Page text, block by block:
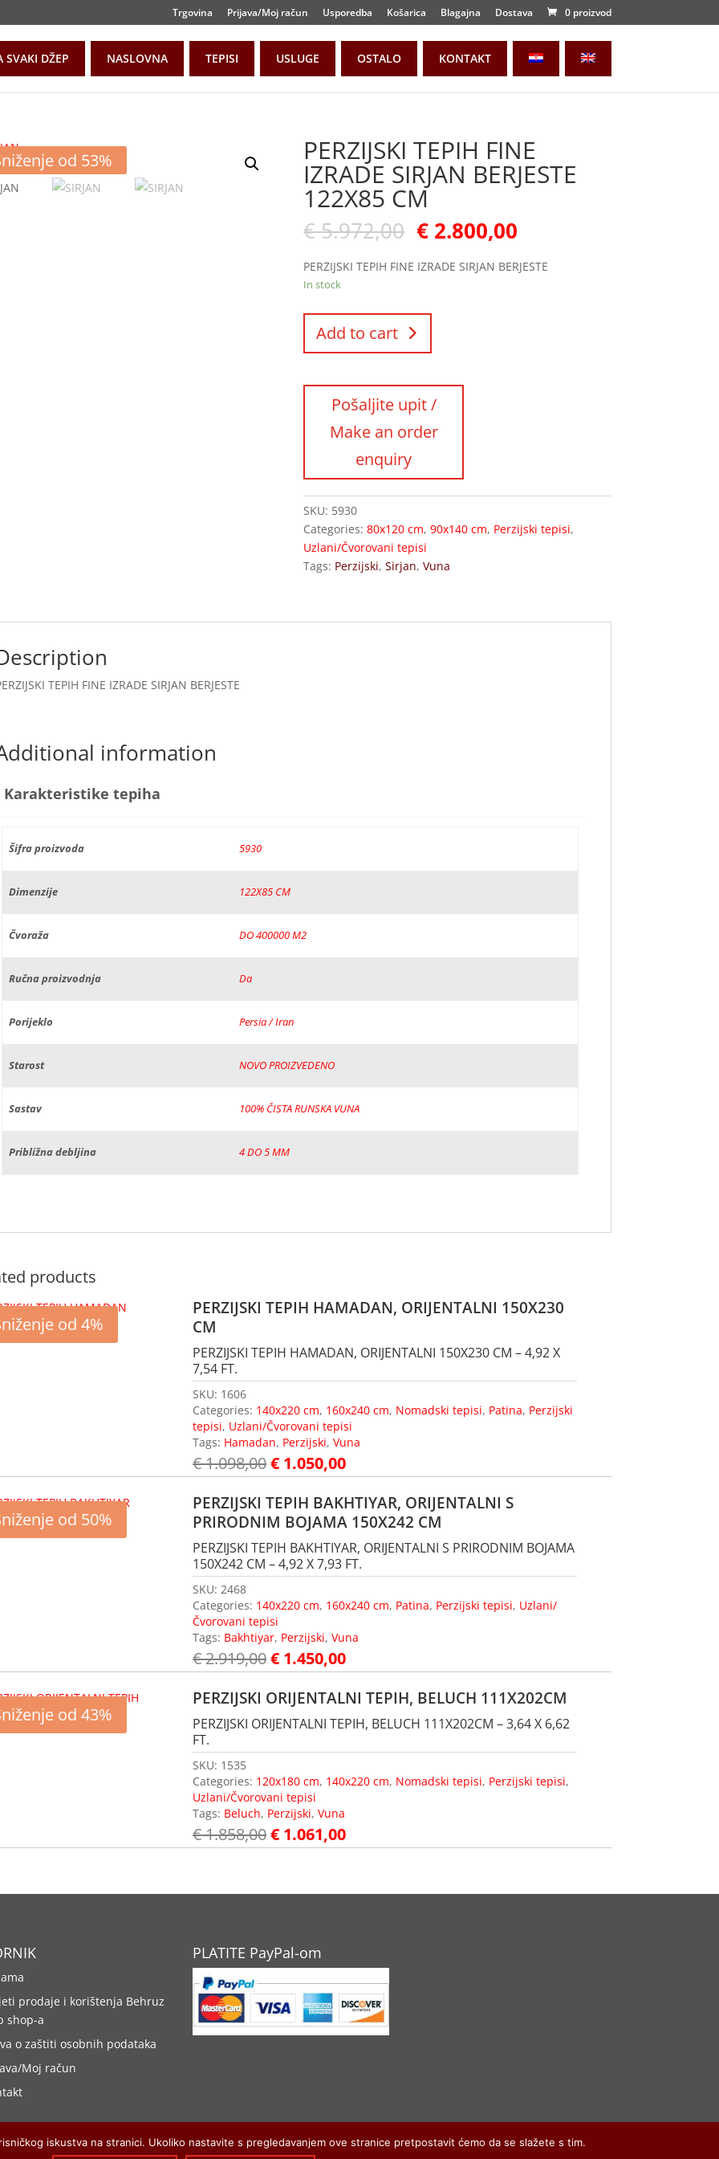
Trgovina Prijava/Moj račun Usporedba Košarica Blagajna Dostava 0 proizvod
SVAKI DŽEP NASLOVNA TEPISI USLUGE OSTALO KONTAKT
od 53% PERZIJSKI TEPIH FINE
IZRADE SIRJAN BERJESTE
122X85 CM
€5.972,00 € 2.800,00
PERZIJSKI TEPIH FINE IZRADE SIRJAN BERJESTE
In stock
Add to cart
SKU: 5930
Categories:80x120 cm,90x140 cm, Perzijski tepisi,
Uzlani/Čvorovani tepisi
Tags: Perzijski,Sirjan,Vuna
TEPIH FINE IZRADE SIRJAN BERJESTE
information
Karakteristike tepiha
Šifra proizvoda 5930
Dimenzije 122X85 CM
Čvoraža DO 400000 M2
Ručna proizvodnja Da
Porijeklo Persia / Iran
Starost NOVO PROIZVEDENO
Sastav 100% ČISTA RUNSKA VUNA
Približna debljina 4 DO 5 MM
products
od 4%
PERZIJSKI TEPIH HAMADAN, ORIJENTALNI 150X230
CM
PERZIJSKI TEPIH HAMADAN, ORIJENTALNI 150X230 CM – 4,92 X
7,54 FT.
SKU: 1606
Categories: 140x220 cm, 160x240 cm, Nomadski tepisi, Patina, Perzijski
tepisi, Uzlani/Čvorovani tepisi
Tags: Hamadan, Perzijski,Vuna
€1.098,00€ 1.050,00
od 50%
PERZIJSKI TEPIH BAKHTIYAR, ORIJENTALNI S
PRIRODNIM BOJAMA 150X242 CM
PERZIJSKI TEPIH BAKHTIYAR, ORIJENTALNI S PRIRODNIM BOJAMA
150X242 CM – 4,92 X 7,93 FT.
SKU: 2468
Categories: 140x220 cm, 160x240 cm, Patina, Perzijski tepisi, Uzlani/
Čvorovani tepisi
Tags: Bakhtiyar, Perzijski,Vuna
€2.919,00€ 1.450,00
od 43%
PERZIJSKI ORIJENTALNI TEPIH, BELUCH 111X202CM
PERZIJSKI ORIJENTALNI TEPIH, BELUCH 111X202CM – 3,64 X 6,62
FT.
SKU: 1535
Categories: 120x180 cm, 140x220 cm, Nomadski tepisi, Perzijski tepisi,
Uzlani/Čvorovani tepisi
Tags: Beluch, Perzijski,Vuna
€1.858,00€ 1.061,00
prodaje i korištenja Behruz
shop-a
o zaštiti osobnih podataka
Moj račun
PLATITE PayPal-om
iskustva na stranici. Ukoliko nastavite s pregledavanjem ove stranice pretpostavit ćemo da se slažete s tim.